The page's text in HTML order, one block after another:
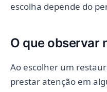
escolha depende do
O que observar
Ao escolher um
prestar atenção em